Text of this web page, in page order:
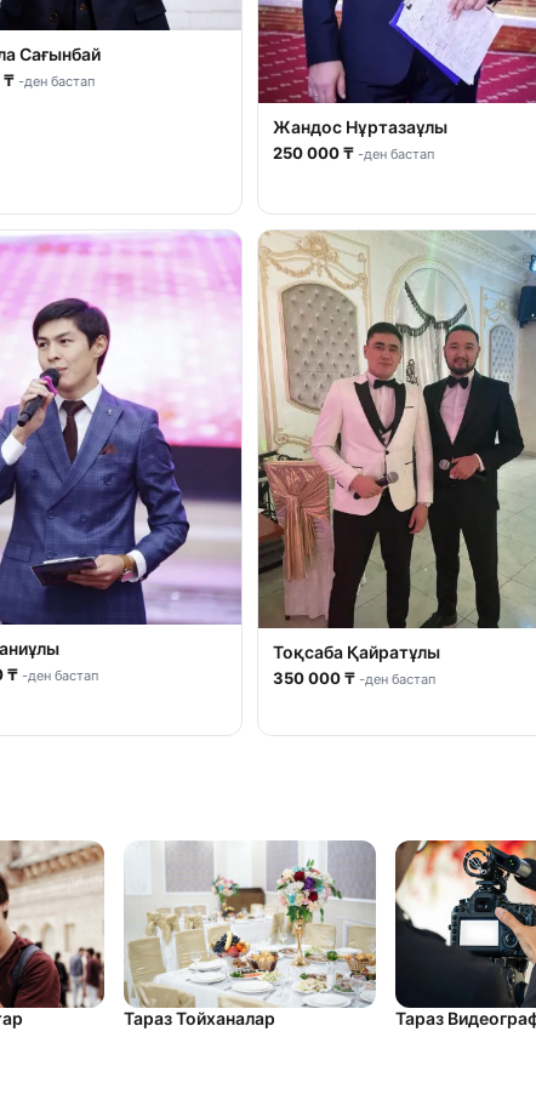
Сағынбай
₸ -ден бастап
Жандос Нұртазаұлы
250 000 ₸ -ден бастап
₸ -ден бастап
Тоқсаба Қайратұлы
350 000 ₸ -ден бастап
Тараз Тойханалар Тараз